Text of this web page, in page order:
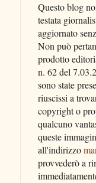
Questo blog
testata
aggiornato
Non può
prodotto
n. 62 del
sono state
riuscissi a
copyright o
qualcuno
queste
all'indirizzo
provvederò a